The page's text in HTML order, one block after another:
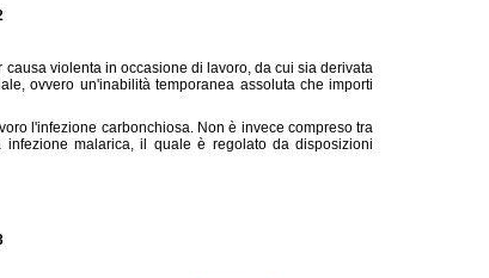
violenta in occasione di lavoro, da cui sia derivata
ovvero un'inabilità temporanea assoluta che importi
l'infezione carbonchiosa. Non è invece compreso tra
malarica, il quale è regolato da disposizioni